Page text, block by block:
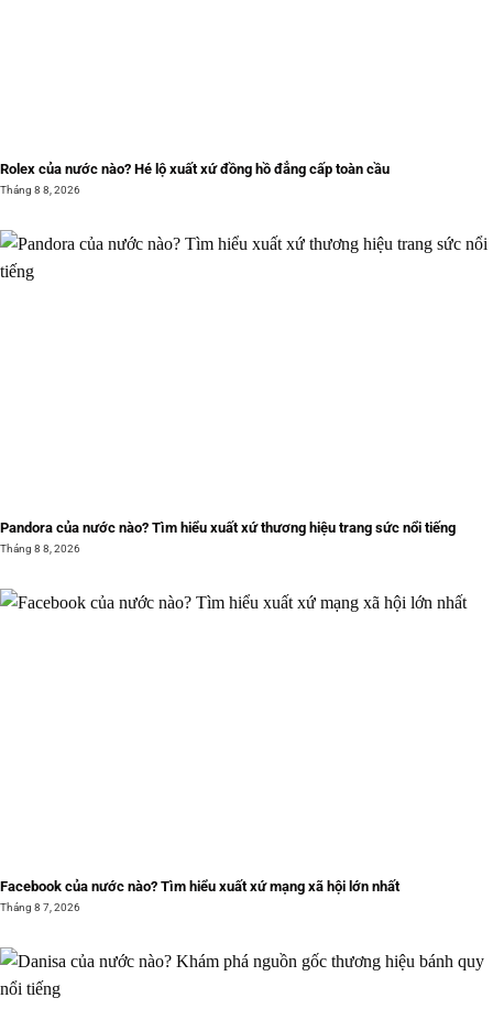
Rolex của nước nào? Hé lộ xuất xứ đồng hồ đẳng cấp toàn cầu
Tháng 8 8, 2026
Pandora của nước nào? Tìm hiểu xuất xứ thương hiệu trang sức nổi tiếng
Tháng 8 8, 2026
Facebook của nước nào? Tìm hiểu xuất xứ mạng xã hội lớn nhất
Tháng 8 7, 2026